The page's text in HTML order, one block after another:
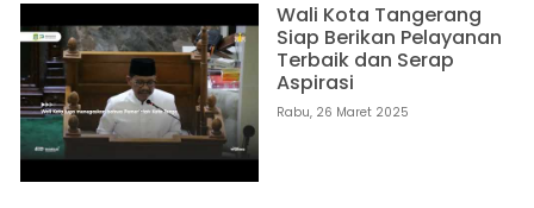
Wali Kota Tangerang
Siap Berikan Pelayanan
Terbaik dan Serap
Aspirasi
Rabu, 26 Maret 2025